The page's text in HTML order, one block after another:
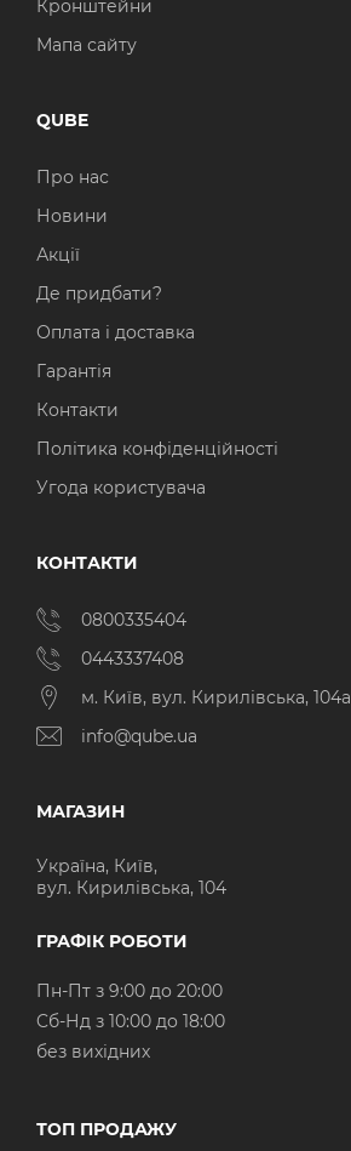
Кронштейни
Мапа сайту
QUBE
Про нас
Новини
Акції
Де придбати?
Оплата і доставка
Гарантія
Контакти
Політика конфіденційності
Угода користувача
КОНТАКТИ
0800335404
0443337408
м. Київ, вул. Кирилівська, 104а
info@qube.ua
МАГАЗИН
Україна, Київ,
вул. Кирилівська, 104
ГРАФІК РОБОТИ
Пн-Пт з 9:00 до 20:00
Cб-Нд з 10:00 до 18:00
без вихідних
ТОП ПРОДАЖУ